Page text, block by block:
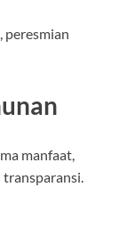
peresmian
manfaat,